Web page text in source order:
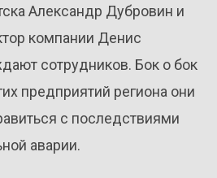
Александр Дубровин и
компании Денис
сотрудников. Бок о бок
предприятий региона они
с последствиями
аварии.